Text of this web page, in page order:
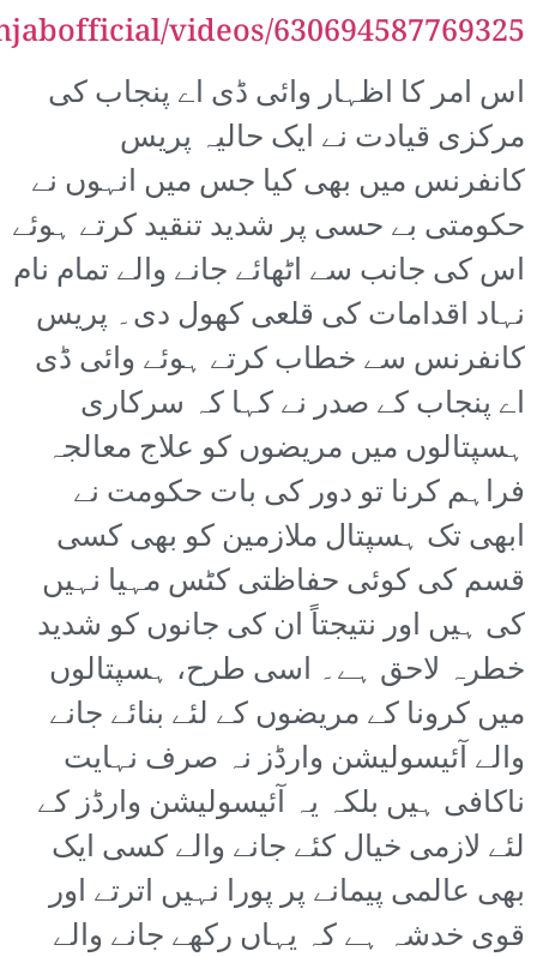
videos/630694587769325/
اس امر کا اظہار وائی ڈی اے پنجاب کی
مرکزی قیادت نے ایک حالیہ پریس
کانفرنس میں بھی کیا جس میں انہوں نے
حکومتی بے حسی پر شدید تنقید کرتے ہوئے
اس کی جانب سے اٹھائے جانے والے تمام نام
نہاد اقدامات کی قلعی کھول دی۔ پریس
کانفرنس سے خطاب کرتے ہوئے وائی ڈی
اے پنجاب کے صدر نے کہا کہ سرکاری
ہسپتالوں میں مریضوں کو علاج معالجہ
فراہم کرنا تو دور کی بات حکومت نے
ابھی تک ہسپتال ملازمین کو بھی کسی
قسم کی کوئی حفاظتی کٹس مہیا نہیں
کی ہیں اور نتیجتاً ان کی جانوں کو شدید
خطرہ لاحق ہے۔ اسی طرح، ہسپتالوں
میں کرونا کے مریضوں کے لئے بنائے جانے
والے آئیسولیشن وارڈز نہ صرف نہایت
ناکافی ہیں بلکہ یہ آئیسولیشن وارڈز کے
لئے لازمی خیال کئے جانے والے کسی ایک
بھی عالمی پیمانے پر پورا نہیں اترتے اور
قوی خدشہ ہے کہ یہاں رکھے جانے والے